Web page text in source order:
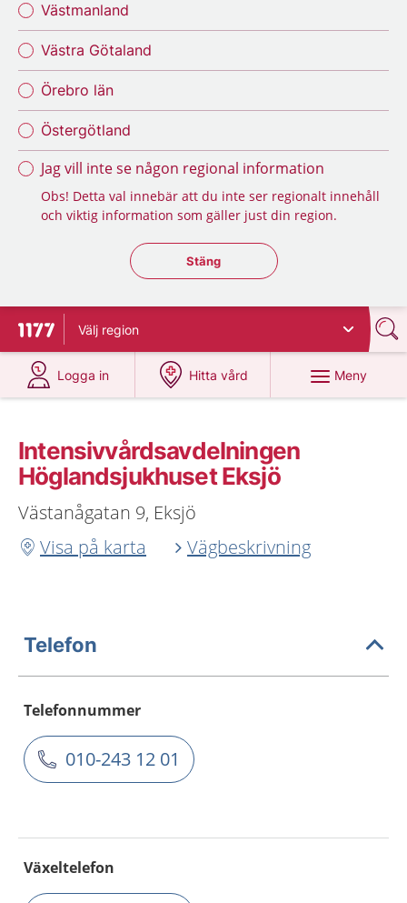
Västmanland
Västra Götaland
Örebro län
Östergötland
Jag vill inte se någon regional information
Obs! Detta val innebär att du inte ser regionalt innehåll
och viktig information som gäller just din region.
Stäng regionsväljaren
Stäng
Till startsidan för 1177
Välj region
Logga in
på 1177.se
Hitta vård
på 1177.se
Meny
Intensivvårdsavdelningen
Höglandsjukhuset Eksjö
Västanågatan 9, Eksjö
Visa på karta
Vägbeskrivning
Telefon
Telefonnummer
010-243 12 01
Växeltelefon